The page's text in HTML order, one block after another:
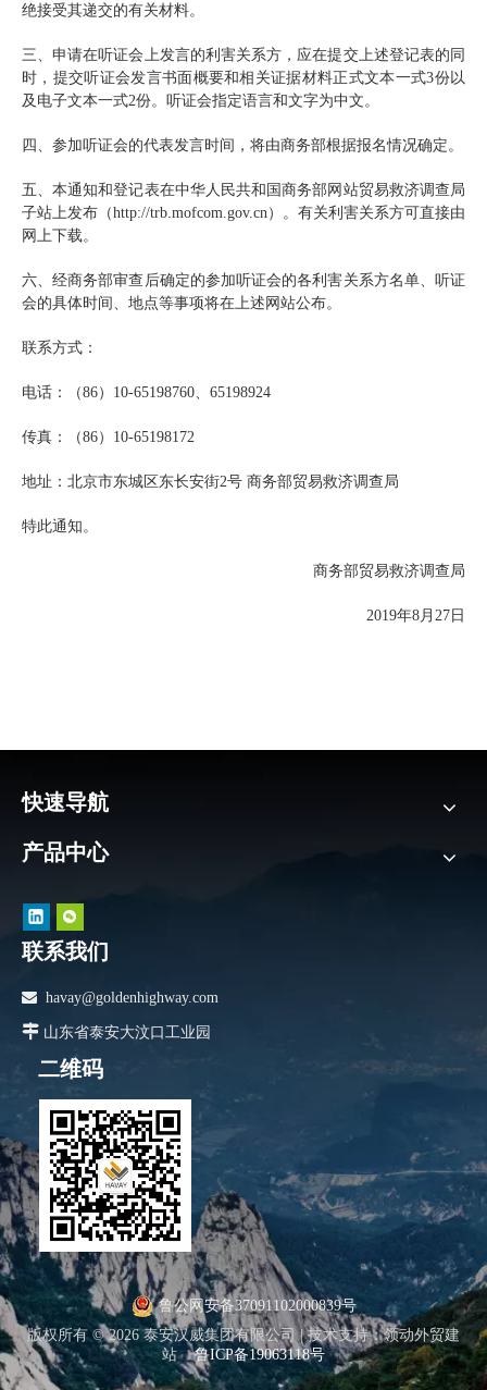
绝接受其递交的有关材料。
三、申请在听证会上发言的利害关系方，应在提交上述登记表的同
时，提交听证会发言书面概要和相关证据材料正式文本一式3份以
及电子文本一式2份。听证会指定语言和文字为中文。
四、参加听证会的代表发言时间，将由商务部根据报名情况确定。
五、本通知和登记表在中华人民共和国商务部网站贸易救济调查局
子站上发布（http://trb.mofcom.gov.cn）。有关利害关系方可直接由
网上下载。
六、经商务部审查后确定的参加听证会的各利害关系方名单、听证
会的具体时间、地点等事项将在上述网站公布。
联系方式：
电话：（86）10-65198760、65198924
传真：（86）10-65198172
地址：北京市东城区东长安街2号 商务部贸易救济调查局
特此通知。
商务部贸易救济调查局
2019年8月27日
快速导航
产品中心
联系我们
 havay@goldenhighway.com
 山东省泰安大汶口工业园
二维码
鲁公网安备37091102000839号
版权所有 ©2026泰安汉威集团有限公司 |技术支持：领动外贸建
站
鲁ICP备19063118号